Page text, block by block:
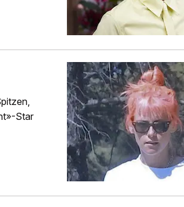
Star